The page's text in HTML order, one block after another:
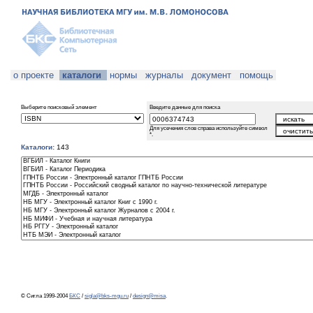
о проекте каталоги нормы журналы документ помощь
Выберите поисковый элемент Введите данные для поиска
Для усечения слов справа используйте символ
*.
Каталоги: 143
© Сигла 1999-2004 БКС / sigla@bks-mgu.ru / design@misa.